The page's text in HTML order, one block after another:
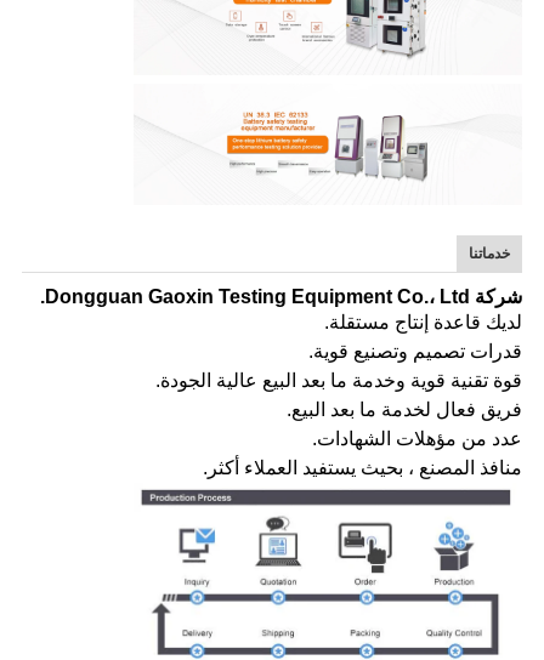
خدماتنا
شركة Dongguan Gaoxin Testing Equipment Co.، Ltd.
لديك قاعدة إنتاج مستقلة.
قدرات تصميم وتصنيع قوية.
قوة تقنية قوية وخدمة ما بعد البيع عالية الجودة.
فريق فعال لخدمة ما بعد البيع.
عدد من مؤهلات الشهادات.
منافذ المصنع ، بحيث يستفيد العملاء أكثر.